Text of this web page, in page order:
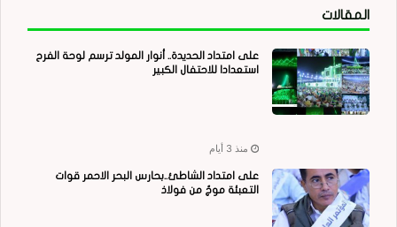
المقالات
على امتداد الحديدة.. أنوار المولد ترسم لوحة الفرح
استعدادا للاحتفال الكبير
منذ 3 أيام
على امتداد الشاطئ..بحارس البحر الاحمر قوات
التعبئة موجٌ من فولاذ